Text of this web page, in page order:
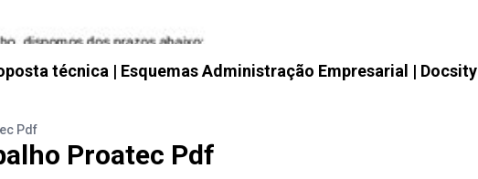
técnica | Esquemas Administração Empresarial | Docsity
Pdf
Proatec Pdf